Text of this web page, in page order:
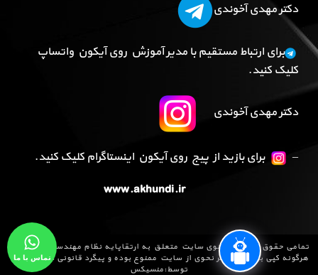
دکتر مهدی آخوندی
برای ارتباط مستقیم با مدیر آموزش روی آیکون واتساپ
کلیک کنید.
دکتر مهدی آخوندی
–
برای بازید از پیج روی آیکون اینستاگرام کلیک کنید.
www.akhundi.ir
تمامی حقوق مادی و معنوی سایت متعلق به ارتقاپایه نظام مهندسی
می باشد و
هرگونه کپی برداری به هر نحوی از سایت ممنوع بوده و پیگرد قانونی دارد .طراحی
توسط:منسیکس
تماس با ما